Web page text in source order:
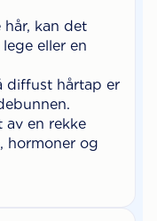
kan det
eller en
diffust hårtap er
av en rekke
hormoner og